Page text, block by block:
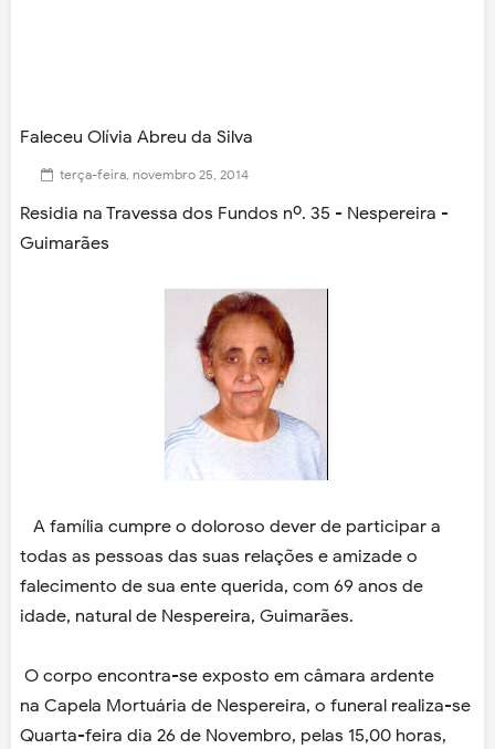
Faleceu Olívia Abreu da Silva
terça-feira, novembro 25, 2014
Residia na Travessa dos Fundos nº. 35 - Nespereira -
Guimarães
A família cumpre o doloroso dever de participar a
todas as pessoas das suas relações e amizade o
falecimento de sua ente querida, com 69 anos de
idade, natural de Nespereira, Guimarães.
O corpo encontra-se exposto em câmara ardente
na Capela Mortuária de Nespereira, o funeral realiza-se
Quarta-feira dia 26 de Novembro, pelas 15,00 horas,